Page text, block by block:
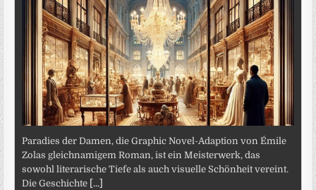
Paradies der Damen, die Graphic Novel-Adaption von Émile
Zolas gleichnamigem Roman, ist ein Meisterwerk, das
sowohl literarische Tiefe als auch visuelle Schönheit vereint.
Die Geschichte [...]